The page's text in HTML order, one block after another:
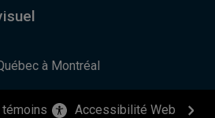
à Montréal
Accessibilité Web